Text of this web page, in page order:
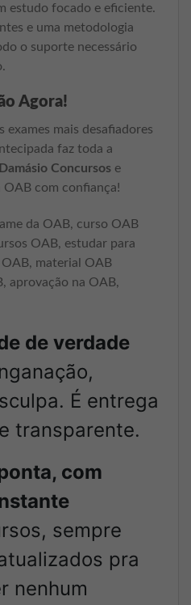
estudo focado e eficiente.
e uma metodologia
o suporte necessário
Agora!
exames mais desafiadores
faz toda a
Damásio Concursos e
com confiança!
da OAB, curso OAB
OAB, estudar para
material OAB
aprovação na OAB,
de verdade
É entrega
transparente.
com
sempre
pra
nenhum